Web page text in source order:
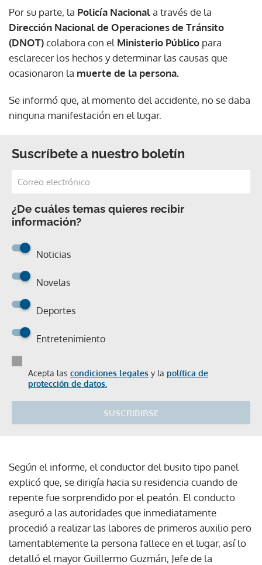
Por su parte, la Policía Nacionala través de la
Dirección Nacional de Operaciones de Tránsito
(DNOT)colabora con el Ministerio Público para
esclarecer los hechos y determinar las causas que
ocasionaron la muerte de la persona.
Se informó que, al momento del accidente, no se daba
ninguna manifestación en el lugar.
Suscríbete a nuestro boletín
¿De cuáles temas quieres recibir
información?
Noticias
Novelas
Deportes
Entretenimiento
Acepta las condiciones legales y la política de
protección de datos.
SUSCRIBIRSE
Según el informe, el conductor del busito tipo panel
explicó que, se dirigía hacia su residencia cuando de
repente fue sorprendido por el peatón. El conducto
aseguró a las autoridades que inmediatamente
procedió a realizar las labores de primeros auxilio pero
lamentablemente la persona fallece en el lugar, así lo
detalló el mayor Guillermo Guzmán, Jefe de la